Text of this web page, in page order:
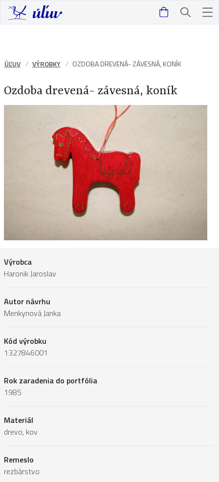
ÚĽUV VÝROBKY OZDOBA DREVENÁ- ZÁVESNÁ, KONÍK
Ozdoba drevená- závesná, koník
Výrobca
Haronik Jaroslav
Autor návrhu
Menkynová Janka
Kód výrobku
1327846001
Rok zaradenia do portfólia
1985
Materiál
drevo, kov
Remeslo
rezbárstvo